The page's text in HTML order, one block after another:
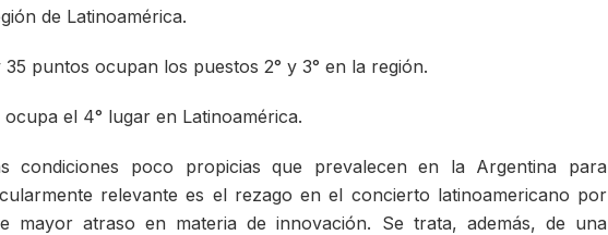
de Latinoamérica.
puntos ocupan los puestos 2° y 3° en la región.
el 4° lugar en Latinoamérica.
condiciones poco propicias que prevalecen en la Argentina para
relevante es el rezago en el concierto latinoamericano por
mayor atraso en materia de innovación. Se trata, además, de una